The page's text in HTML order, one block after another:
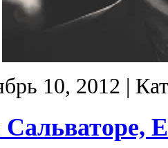
10, 2012 |